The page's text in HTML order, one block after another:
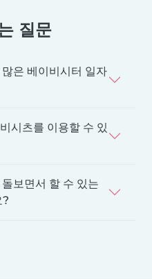
질문
은 베이비시터 일자
시츠를 이용할 수 있
보면서 할 수 있는
?